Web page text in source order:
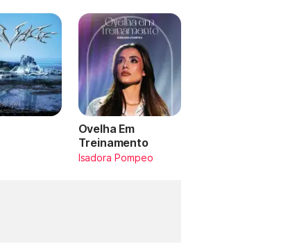
Ovelha Em
Treinamento
Isadora Pompeo